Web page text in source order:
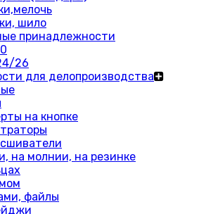
шило
принадлежности
26
для делопроизводства
на кнопке
на молнии, на резинке
файлы